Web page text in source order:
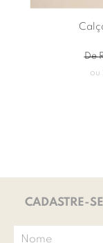
De
ou
CADASTRE-SE